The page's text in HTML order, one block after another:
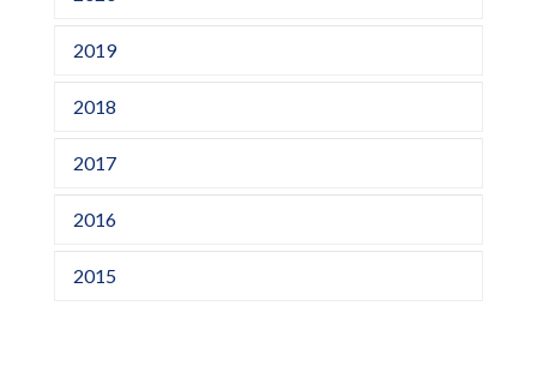
2019
2018
2017
2016
2015